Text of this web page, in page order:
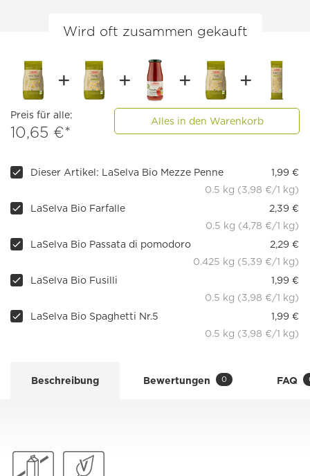
Wird oft zusammen gekauft
Preis für alle:
10,65 €*
Alles in den Warenkorb
Dieser Artikel: LaSelva Bio Mezze Penne
1,99 €
0.5 kg (3,98 €/1 kg)
LaSelva Bio Farfalle
2,39 €
0.5 kg (4,78 €/1 kg)
LaSelva Bio Passata di pomodoro
2,29 €
0.425 kg (5,39 €/1 kg)
LaSelva Bio Fusilli
1,99 €
0.5 kg (3,98 €/1 kg)
LaSelva Bio Spaghetti Nr.5
1,99 €
0.5 kg (3,98 €/1 kg)
Beschreibung Bewertungen 0 FAQ